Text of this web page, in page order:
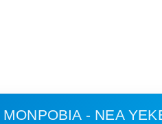
ΜΟΝΡΌΒΙΑ - ΝΈΑ